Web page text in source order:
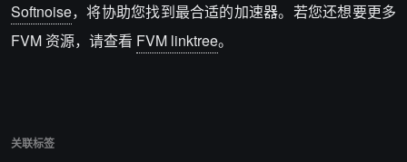
Softnoise，将协助您找到最合适的加速器。若您还想要更多
FVM 资源，请查看 FVM linktree。
关联标签